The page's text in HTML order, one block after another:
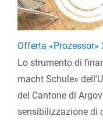
Offerta «Prozessor»
Lo strumento di
macht Schule»
del Cantone di
sensibilizzazione di